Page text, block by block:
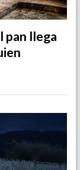
pan llega